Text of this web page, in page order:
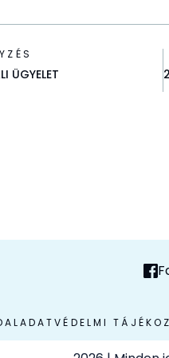
ÜGYELET
ADATVÉDELMI